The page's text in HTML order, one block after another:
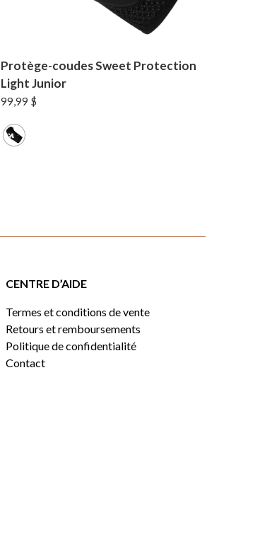
Protège-coudes Sweet Protection
Light Junior
99,99 $
CENTRE D’AIDE
Termes et conditions de vente
Retours et remboursements
Politique de confidentialité
Contact